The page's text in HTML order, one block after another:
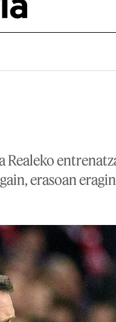
Realeko
erasoan